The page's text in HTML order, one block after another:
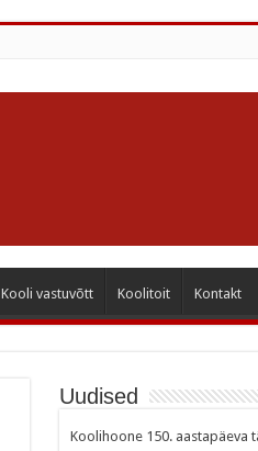
Kooli vastuvõtt Koolitoit Kontakt
Uudised
Koolihoone 150. aastapäeva